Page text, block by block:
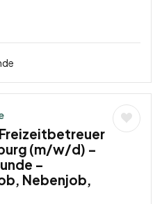
(m/w/d) –
–
Nebenjob,